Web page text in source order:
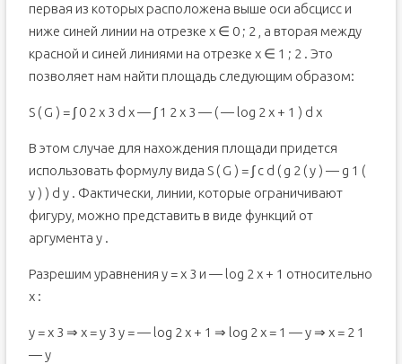
первая из которых расположена выше оси абсцисс и
ниже синей линии на отрезке x ∈ 0 ; 2 , а вторая между
красной и синей линиями на отрезке x ∈ 1 ; 2 . Это
позволяет нам найти площадь следующим образом:
S ( G ) = ∫ 0 2 x 3 d x — ∫ 1 2 x 3 — ( — log 2 x + 1 ) d x
В этом случае для нахождения площади придется
использовать формулу вида S ( G ) = ∫ c d ( g 2 ( y ) — g 1 (
y ) ) d y . Фактически, линии, которые ограничивают
фигуру, можно представить в виде функций от
аргумента y .
Разрешим уравнения y = x 3 и — log 2 x + 1 относительно
x :
y = x 3 ⇒ x = y 3 y = — log 2 x + 1 ⇒ log 2 x = 1 — y ⇒ x = 2 1
— y